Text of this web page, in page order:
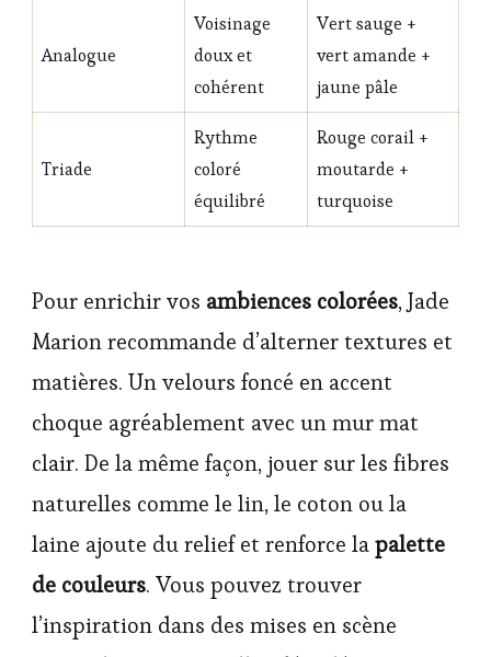
Analogue
Voisinage
doux et
cohérent
Vert sauge +
vert amande +
jaune pâle
Triade
Rythme
coloré
équilibré
Rouge corail +
moutarde +
turquoise
Pour enrichir vos ambiences colorées, Jade
Marion recommande d’alterner textures et
matières. Un velours foncé en accent
choque agréablement avec un mur mat
clair. De la même façon, jouer sur les fibres
naturelles comme le lin, le coton ou la
laine ajoute du relief et renforce lapalette
de couleurs. Vous pouvez trouver
l’inspiration dans des mises en scène